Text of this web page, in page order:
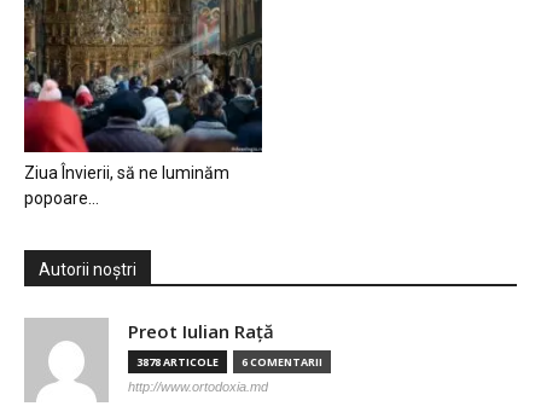
Ziua Învierii, să ne luminăm
popoare…
Autorii noștri
Preot Iulian Raţă
3878 ARTICOLE 6 COMENTARII
http://www.ortodoxia.md